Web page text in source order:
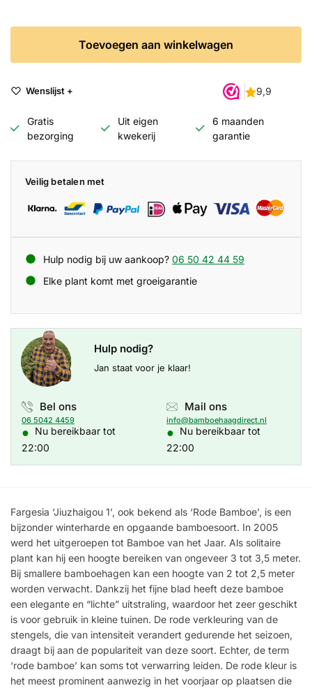
Toevoegen aan winkelwagen
Wenslijst +
Gratis
bezorging
Uit eigen
kwekerij
6 maanden
garantie
Veilig betalen met
Hulp nodig bij uw aankoop? 06 50 42 44 59
Elke plant komt met groeigarantie
Hulp nodig?
Jan staat voor je klaar!
Bel ons
06 5042 4459
● Nu bereikbaar tot
22:00
Mail ons
info@bamboehaagdirect.nl
● Nu bereikbaar tot
22:00
Fargesia ‘Jiuzhaigou 1’, ook bekend als ‘Rode Bamboe’, is een
bijzonder winterharde en opgaande bamboesoort. In 2005
werd het uitgeroepen tot Bamboe van het Jaar. Als solitaire
plant kan hij een hoogte bereiken van ongeveer 3 tot 3,5 meter.
Bij smallere bamboehagen kan een hoogte van 2 tot 2,5 meter
worden verwacht. Dankzij het fijne blad heeft deze bamboe
een elegante en “lichte” uitstraling, waardoor het zeer geschikt
is voor gebruik in kleine tuinen. De rode verkleuring van de
stengels, die van intensiteit verandert gedurende het seizoen,
draagt bij aan de populariteit van deze soort. Echter, de term
‘rode bamboe’ kan soms tot verwarring leiden. De rode kleur is
het meest prominent aanwezig in het voorjaar op plaatsen die